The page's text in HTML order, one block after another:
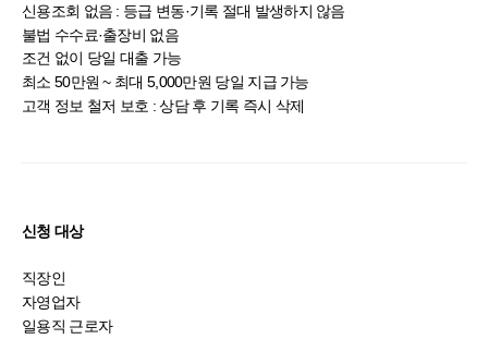
신용조회 없음 : 등급 변동·기록 절대 발생하지 않음
불법 수수료·출장비 없음
조건 없이 당일 대출 가능
최소 50만원 ~ 최대 5,000만원 당일 지급 가능
고객 정보 철저 보호 : 상담 후 기록 즉시 삭제
신청 대상
직장인
자영업자
일용직 근로자